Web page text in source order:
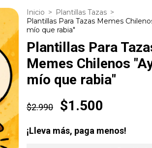
Inicio > Plantillas Tazas >
Plantillas Para Tazas Memes
mío que rabia"
Plantillas Para
Memes Chilenos
mío que rabia"
$2.990 $1.500
¡Lleva más, paga menos!